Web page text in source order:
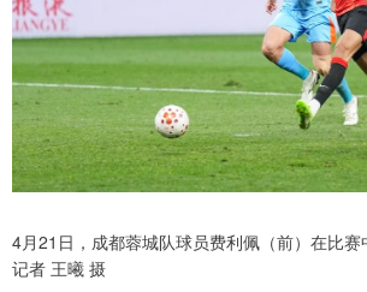
4月21日，成都蓉城队球员费利佩（前）在比
记者 王曦 摄